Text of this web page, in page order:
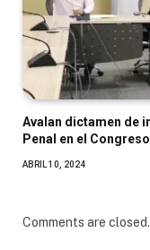
Avalan dictamen de
Penal en el
ABRIL 10, 2024
Comments are closed.